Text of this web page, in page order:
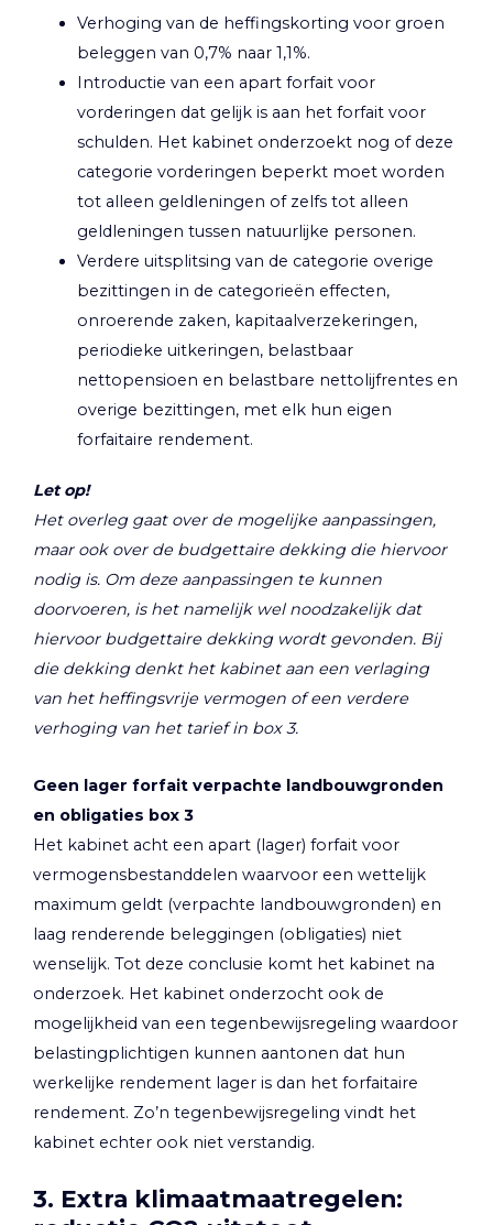
Verhoging van de heffingskorting voor groen
beleggen van 0,7% naar 1,1%.
Introductie van een apart forfait voor
vorderingen dat gelijk is aan het forfait voor
schulden. Het kabinet onderzoekt nog of deze
categorie vorderingen beperkt moet worden
tot alleen geldleningen of zelfs tot alleen
geldleningen tussen natuurlijke personen.
Verdere uitsplitsing van de categorie overige
bezittingen in de categorieën effecten,
onroerende zaken, kapitaalverzekeringen,
periodieke uitkeringen, belastbaar
nettopensioen en belastbare nettolijfrentes en
overige bezittingen, met elk hun eigen
forfaitaire rendement.
Let op!
Het overleg gaat over de mogelijke aanpassingen,
maar ook over de budgettaire dekking die hiervoor
nodig is. Om deze aanpassingen te kunnen
doorvoeren, is het namelijk wel noodzakelijk dat
hiervoor budgettaire dekking wordt gevonden. Bij
die dekking denkt het kabinet aan een verlaging
van het heffingsvrije vermogen of een verdere
verhoging van het tarief in box 3.
Geen lager forfait verpachte landbouwgronden
en obligaties box 3
Het kabinet acht een apart (lager) forfait voor
vermogensbestanddelen waarvoor een wettelijk
maximum geldt (verpachte landbouwgronden) en
laag renderende beleggingen (obligaties) niet
wenselijk. Tot deze conclusie komt het kabinet na
onderzoek. Het kabinet onderzocht ook de
mogelijkheid van een tegenbewijsregeling waardoor
belastingplichtigen kunnen aantonen dat hun
werkelijke rendement lager is dan het forfaitaire
rendement. Zo’n tegenbewijsregeling vindt het
kabinet echter ook niet verstandig.
3. Extra klimaatmaatregelen: